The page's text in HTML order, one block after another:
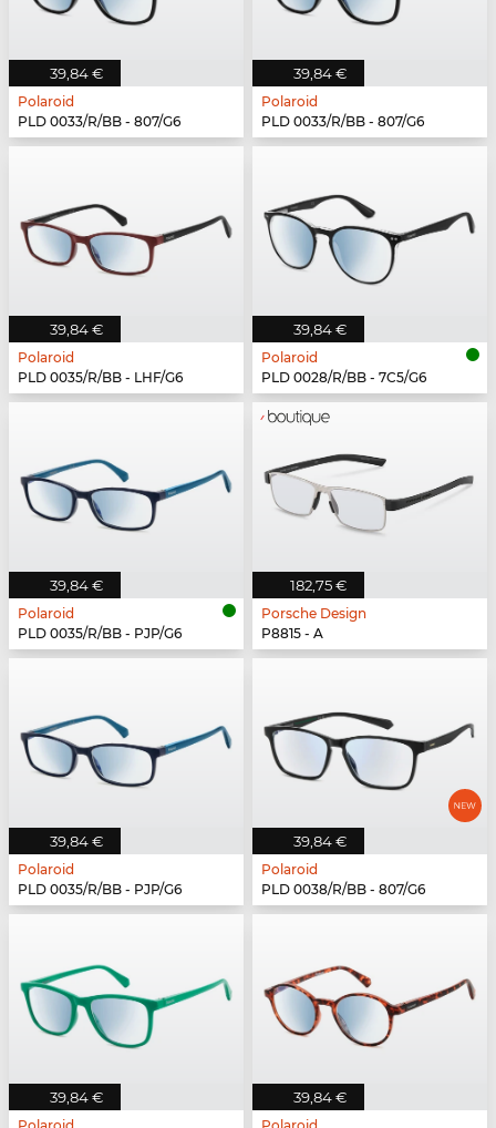
39,84 €
Polaroid
PLD 0033/R/BB - 807/G6
39,84 €
Polaroid
PLD 0033/R/BB - 807/G6
39,84 €
Polaroid
PLD 0035/R/BB - LHF/G6
39,84 €
Polaroid
PLD 0028/R/BB - 7C5/G6
39,84 €
Polaroid
PLD 0035/R/BB - PJP/G6
182,75 €
Porsche Design
P8815 - A
39,84 €
Polaroid
PLD 0035/R/BB - PJP/G6
39,84 €
Polaroid
PLD 0038/R/BB - 807/G6
39,84 € 39,84 €